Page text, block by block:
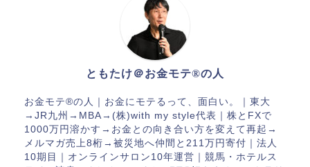
ともたけ＠お金モテ®の人
お金モテ®︎の人｜お金にモテるって、面白い。｜東大
→JR九州→MBA→(株)with my style代表｜株とFXで
1000万円溶かす→お金との向き合い方を変えて再起→
メルマガ売上8桁→被災地へ仲間と211万円寄付｜法人
10期目｜オンラインサロン10年運営｜競馬・ホテルス